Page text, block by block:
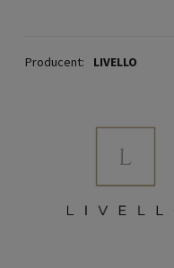
Producent: LIVELLO